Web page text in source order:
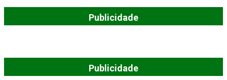
Publicidade
Publicidade